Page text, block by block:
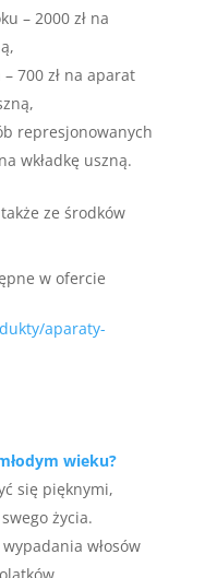
– 2000 zł na
700 zł na aparat
represjonowanych
wkładkę uszną.
ze środków
w ofercie
aparaty-
wieku?
się pięknymi,
życia.
włosów